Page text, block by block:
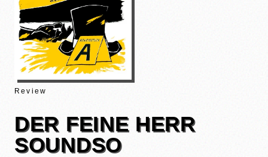
Review
DER FEINE HERR
SOUNDSO